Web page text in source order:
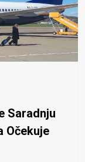
Saradnju
Očekuje